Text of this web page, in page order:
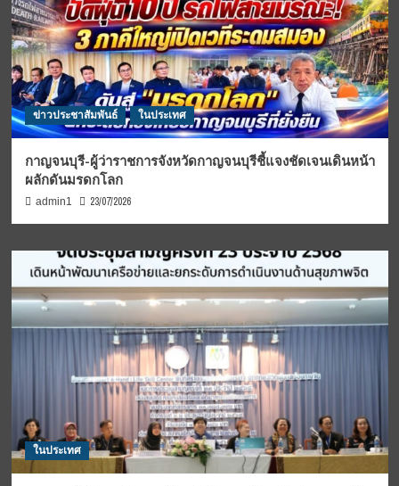
ข่าวประชาสัมพันธ์ ในประเทศ
กาญจนบุรี-ผู้ว่าราชการจังหวัดกาญจนบุรีชี้แจงชัดเจนเดินหน้า
ผลักดันมรดกโลก
admin1 23/07/2026
ในประเทศ